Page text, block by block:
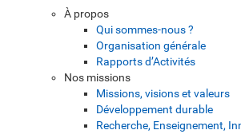
À propos
Qui sommes-nous ?
Organisation générale
Rapports d’Activités
Nos missions
Missions, visions et valeurs
Développement durable
Recherche, Enseignement,